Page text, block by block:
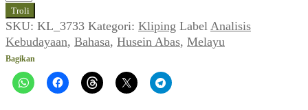
Husein
Abas
~
Fungsionalisasi
Bahasa
Melayu
Troli
SKU: KL_3733 Kategori: Kliping Label Analisis
Kebudayaan, Bahasa, Husein Abas, Melayu
Bagikan